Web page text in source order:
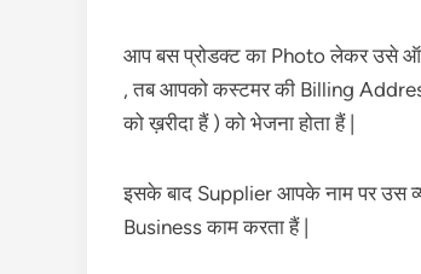
आप बस प्रोडक्ट का Photo लेकर उसे
, तब आपको कस्टमर की Billing
को ख़रीदा हैं ) को भेजना होता हैं |
इसके बाद Supplier आपके नाम पर उस
Business काम करता हैं |